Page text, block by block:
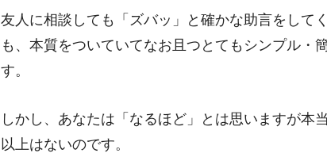
友人に相談しても「ズバッ」と確かな助言をして
も、本質をついていてなお且つとてもシンプル・
す。
しかし、あなたは「なるほど」とは思いますが本
以上はないのです。